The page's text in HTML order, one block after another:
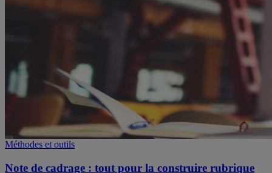
Méthodes et outils
Note de cadrage : tout pour la construire rubrique